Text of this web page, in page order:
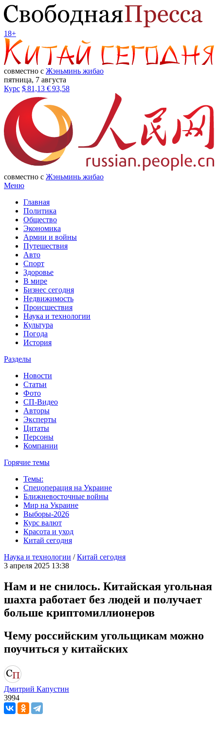
18+
совместно с Жэньминь жибао
пятница, 7 августа
Курс $81,13 €93,58
совместно с Жэньминь жибао
Меню
Главная
Политика
Общество
Экономика
Армии и войны
Путешествия
Авто
Спорт
Здоровье
В мире
Бизнес сегодня
Недвижимость
Происшествия
Наука и технологии
Культура
Погода
История
Разделы
Новости
Статьи
Фото
СП-Видео
Авторы
Эксперты
Цитаты
Персоны
Компании
Горячие темы
Темы:
Спецоперация на Украине
Ближневосточные войны
Мир на Украине
Выборы-2026
Курс валют
Красота и уход
Китай сегодня
Наука и технологии /Китай сегодня
3 апреля 2025 13:38
Нам и не снилось. Китайская угольная
шахта работает без людей и получает
больше криптомиллионеров
Чему российским угольщикам можно
поучиться у китайских
Дмитрий Капустин
3994